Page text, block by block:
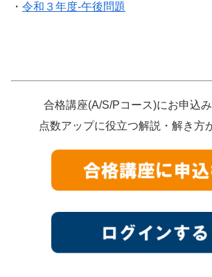
・ 令和３年度-午後問題
合格講座(A/S/Pコース)にお申込
点数アップに役立つ解説・解き方